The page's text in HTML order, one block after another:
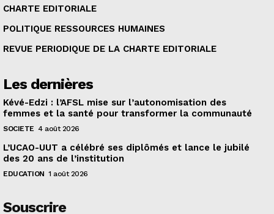
CHARTE EDITORIALE
POLITIQUE RESSOURCES HUMAINES
REVUE PERIODIQUE DE LA CHARTE EDITORIALE
Les dernières
Kévé-Edzi : l’AFSL mise sur l’autonomisation des
femmes et la santé pour transformer la communauté
SOCIETE 4 août 2026
L’UCAO-UUT a célébré ses diplômés et lance le jubilé
des 20 ans de l’institution
EDUCATION 1 août 2026
Souscrire